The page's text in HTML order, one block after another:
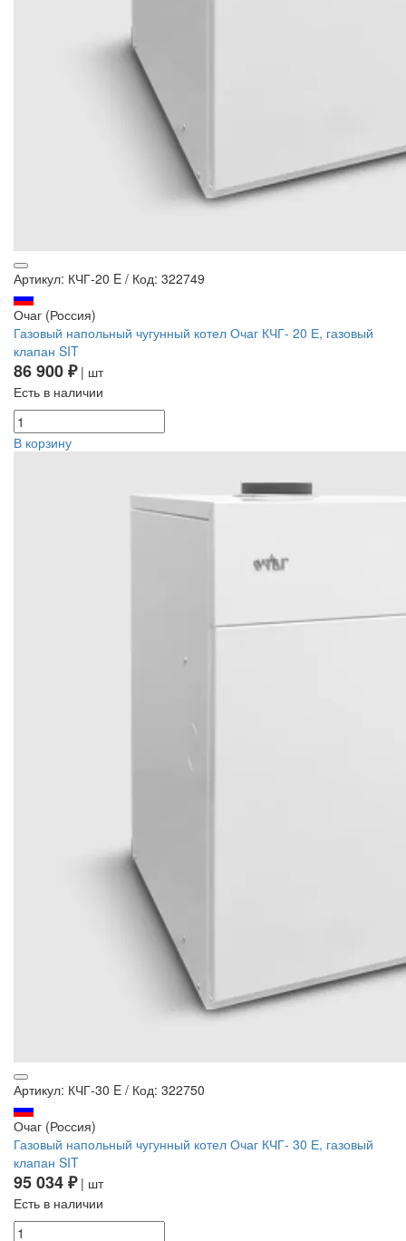
Артикул: КЧГ-20 E / Код: 322749
Очаг (Россия)
Газовый напольный чугунный котел Очаг КЧГ- 20 Е, газовый
клапан SIT
86 900 ₽| шт
Есть в наличии
В корзину
Артикул: КЧГ-30 E / Код: 322750
Очаг (Россия)
Газовый напольный чугунный котел Очаг КЧГ- 30 Е, газовый
клапан SIT
95 034 ₽| шт
Есть в наличии